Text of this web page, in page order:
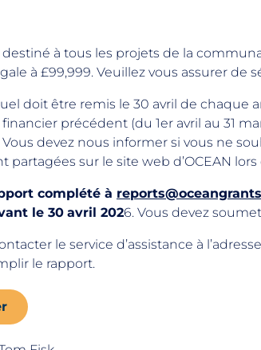
à tous les projets de la
à £99,999. Veuillez vous assurer
doit être remis le 30 avril de
financier précédent (du 1er avril au 31
Vous devez nous informer si vous ne
partagées sur le site web d’OCEAN
complété à
le 30 avril 2026. Vous devez
le service d’assistance à l’adresse
le rapport.